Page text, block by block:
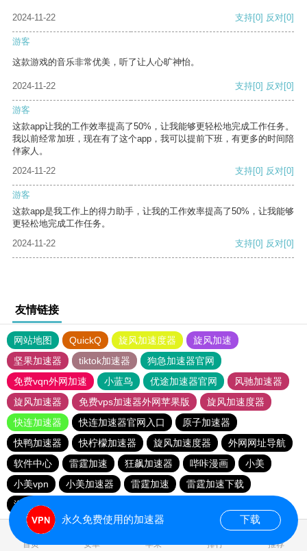
2024-11-22 支持[0] 反对[0]
游客
这款游戏的音乐非常优美，听了让人心旷神怡。
2024-11-22 支持[0] 反对[0]
游客
这款app让我的工作效率提高了50%，让我能够更轻松地完成工作任务。
我以前经常加班，现在有了这个app，我可以提前下班，有更多的时间陪
伴家人。
2024-11-22
支持[0] 反对[0]
游客
这款app是我工作上的得力助手，让我的工作效率提高了50%，让我能够
更轻松地完成工作任务。
2024-11-22
支持[0] 反对[0]
友情链接
网站地图 QuickQ 旋风加速度器
旋风加速
坚果加速器
tiktok加速器
狗急加速器官网
免费vqn外网加速
小蓝鸟 优途加速器官网
风驰加速器
旋风加速器
免费vps加速器外网苹果版
旋风加速度器
快连加速器
快连加速器官网入口
原子加速器
快鸭加速器
快柠檬加速器 旋风加速度器
外网网址导航
软件中心
雷霆加速 狂飙加速器 哔咔漫画
小美
小美vpn
小美加速器 雷霆加速
雷霆加速下载
海鸥加速度
首页 安卓 苹果 排行 推荐
永久免费使用的加速器 下载
0.099495s